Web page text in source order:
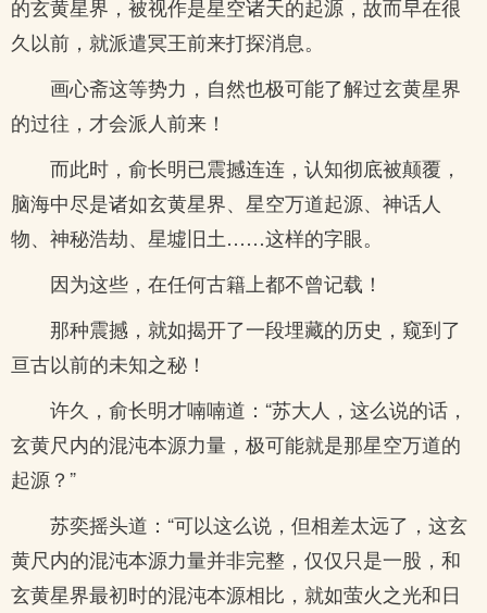
的玄黄星界，被视作是星空诸天的起源，故而早在很
久以前，就派遣冥王前来打探消息。
画心斋这等势力，自然也极可能了解过玄黄星界
的过往，才会派人前来！
而此时，俞长明已震撼连连，认知彻底被颠覆，
脑海中尽是诸如玄黄星界、星空万道起源、神话人
物、神秘浩劫、星墟旧土……这样的字眼。
因为这些，在任何古籍上都不曾记载！
那种震撼，就如揭开了一段埋藏的历史，窥到了
亘古以前的未知之秘！
许久，俞长明才喃喃道：“苏大人，这么说的话，
玄黄尺内的混沌本源力量，极可能就是那星空万道的
起源？”
苏奕摇头道：“可以这么说，但相差太远了，这玄
黄尺内的混沌本源力量并非完整，仅仅只是一股，和
玄黄星界最初时的混沌本源相比，就如萤火之光和日